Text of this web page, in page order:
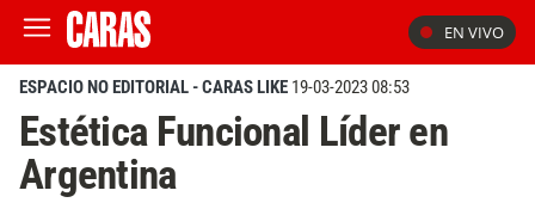
EN VIVO
ESPACIO NO EDITORIAL - CARAS LIKE 19-03-2023 08:53
Estética Funcional Líder en
Argentina